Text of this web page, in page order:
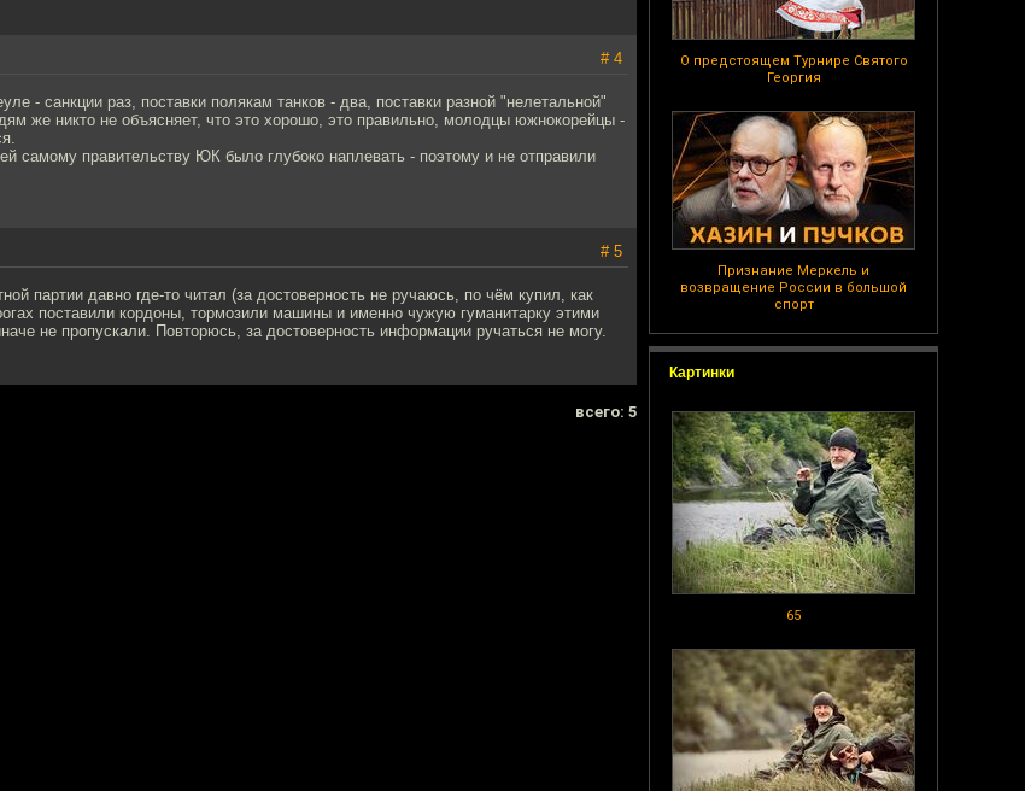
О предстоящем Турнире Святого
Георгия
Признание Меркель и
возвращение России в большой
спорт
Картинки
65
# 4
- санкции раз, поставки полякам танков - два, поставки разной "нелетальной"
же никто не объясняет, что это хорошо, это правильно, молодцы южнокорейцы -
самому правительству ЮК было глубоко наплевать - поэтому и не отправили
# 5
партии давно где-то читал (за достоверность не ручаюсь, по чём купил, как
поставили кордоны, тормозили машины и именно чужую гуманитарку этими
не пропускали. Повторюсь, за достоверность информации ручаться не могу.
всего: 5